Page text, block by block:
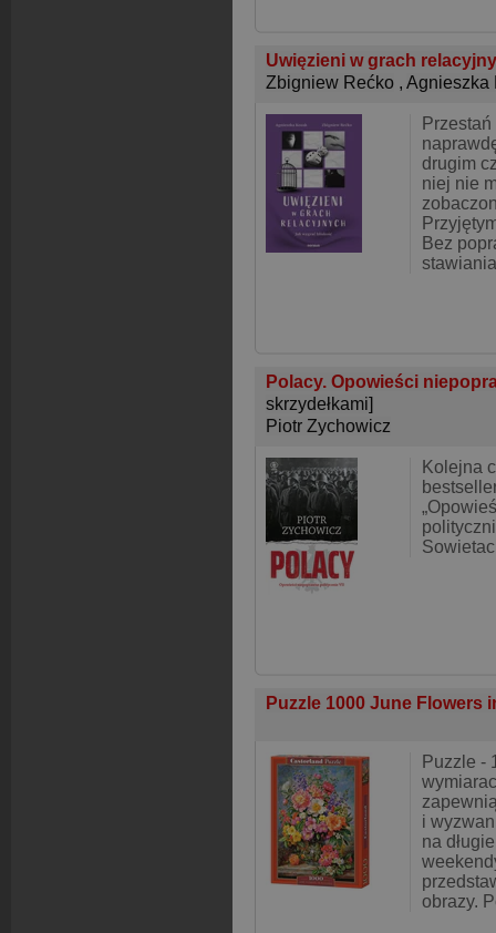
Uwięzieni w grach
Zbigniew Rećko , Agnieszka
drugim
niej nie
Bez
Polacy. Opowieści
skrzydełkami]
Piotr Zychowicz
Kolejna
Puzzle 1000 June Flowers
Puzzle -
i
na
obrazy.